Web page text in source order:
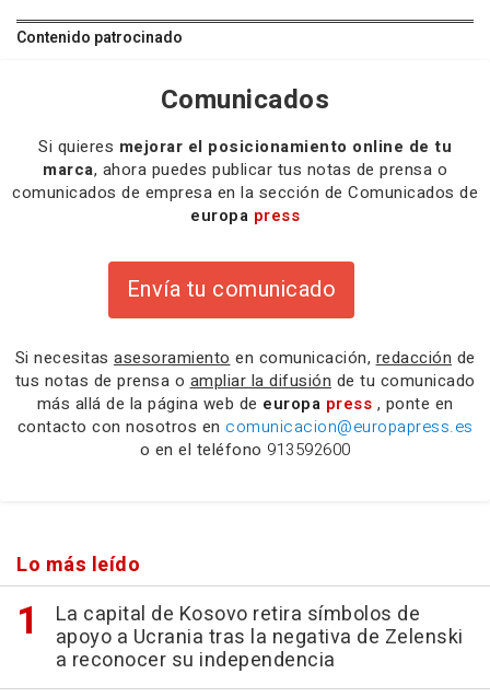
Contenido patrocinado
Comunicados
Si quieres mejorar el posicionamiento online de tu
marca, ahora puedes publicar tus notas de prensa o
comunicados de empresa en la sección de Comunicados de
europa press
Envía tu comunicado
Si necesitas asesoramiento en comunicación, redacción de
tus notas de prensa o ampliar la difusión de tu comunicado
más allá de la página web de europa press , ponte en
contacto con nosotros en comunicacion@europapress.es
o en el teléfono 913592600
Lo más leído
La capital de Kosovo retira símbolos de
apoyo a Ucrania tras la negativa de Zelenski
a reconocer su independencia